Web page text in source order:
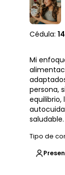
Cédula:
Mi
persona,
saludable.
Tipo de